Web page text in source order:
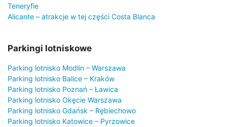
Teneryfie
Alicante – atrakcje w tej części Costa Blanca
Parkingi lotniskowe
Parking lotnisko Modlin – Warszawa
Parking lotnisko Balice – Kraków
Parking lotnisko Poznań – Ławica
Parking lotnisko Okęcie Warszawa
Parking lotnisko Gdańsk – Rębiechowo
Parking lotnisko Katowice – Pyrzowice